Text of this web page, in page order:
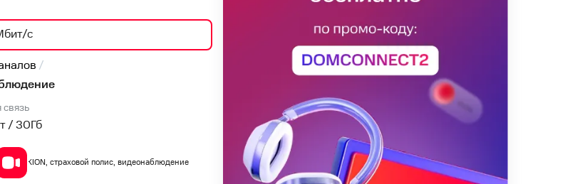
с
/ 30Гб
KION, страховой полис, видеонаблюдение